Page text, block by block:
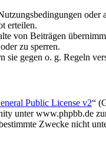
erteilen.
von Beiträgen
zu sperren.
gegen o. g. Regeln
Public License v2“
unter www.phpbb.de
Zwecke nicht